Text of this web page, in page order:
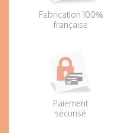
Fabrication 100%
française
Paiement
sécurisé